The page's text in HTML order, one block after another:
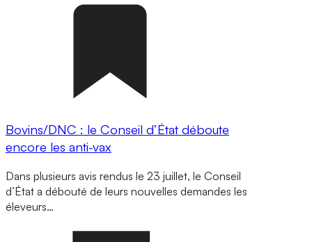
Bovins/DNC : le Conseil d’État déboute
encore les anti-vax
Dans plusieurs avis rendus le 23 juillet, le Conseil
d’État a débouté de leurs nouvelles demandes les
éleveurs…